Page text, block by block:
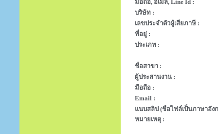
มือถือ, อีเมล, Line Id :
บริษัท :
เลขประจำตัวผู้เสียภาษี :
ที่อยู่ :
ประเภท :
ชื่อสาขา :
ผู้ประสานงาน :
มือถือ :
Email :
แนบสลิป (ชือไฟล์เป็นภาษาอัง
หมายเหตุ :